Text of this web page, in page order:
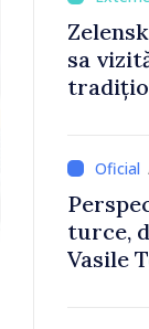
sa
turce,
Vasile